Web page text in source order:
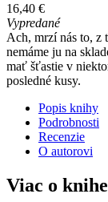
16,40 €
Vypredané
Ach, mrzí nás to, z
nemáme ju na
mať šťastie v
posledné kusy.
Popis knihy
Podrobnosti
Recenzie
O autorovi
Viac o knihe